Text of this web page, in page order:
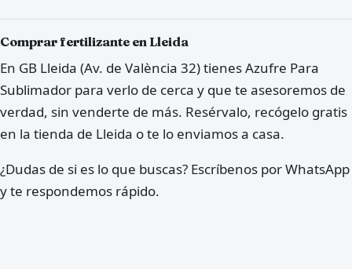
Comprar fertilizante en Lleida
En GB Lleida (Av. de València 32) tienes Azufre Para
Sublimador para verlo de cerca y que te asesoremos de
verdad, sin venderte de más. Resérvalo, recógelo gratis
en la tienda de Lleida o te lo enviamos a casa.
¿Dudas de si es lo que buscas? Escríbenos por WhatsApp
y te respondemos rápido.